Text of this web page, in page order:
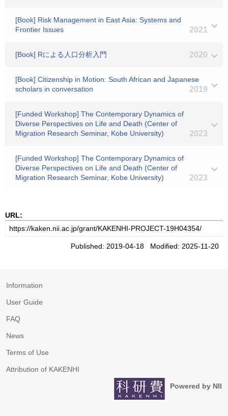
[Book] Risk Management in East Asia: Systems and
Frontier Issues
2021
[Book] Rによる人口分析入門 2020
[Book] Citizenship in Motion: South African and Japanese
scholars in conversation
2019
[Funded Workshop] The Contemporary Dynamics of
Diverse Perspectives on Life and Death (Center of
Migration Research Seminar, Kobe University)
2023
[Funded Workshop] The Contemporary Dynamics of
Diverse Perspectives on Life and Death (Center of
Migration Research Seminar, Kobe University)
2023
URL:
Published: 2019-04-18 Modified: 2025-11-20
Information
User Guide
FAQ
News
Terms of Use
Attribution of KAKENHI
Powered by NII